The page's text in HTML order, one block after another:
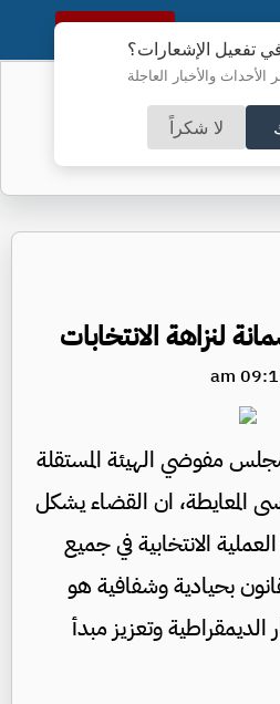
تفعيل الإشعارات؟
والأخبار العاجلة
لا شكراً
النسخة الكاملة
لنزاهة الانتخابات
مفوضي الهيئة المستقلة
المعايطة، ان القضاء يشكل
الانتخابية في جميع
بحيادية وشفافية هو
الديمقراطية وتعزيز مبدأ